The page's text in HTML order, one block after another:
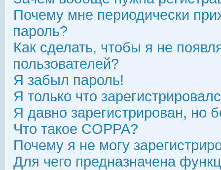
Почему мне периодически
пароль?
Как сделать, чтобы я не
пользователей?
Я забыл пароль!
Я только что
Я давно зарегистрирован, но
Что такое COPPA?
Почему я не могу
Для чего предназначена